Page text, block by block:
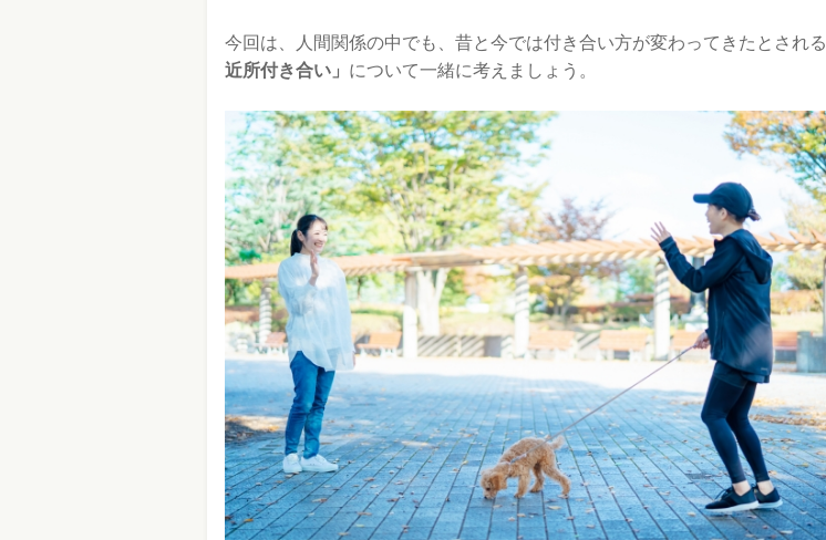
今回は、人間関係の中でも、昔と今では付き合い方が変わってきたとされる
近所付き合い」 について一緒に考えましょう。